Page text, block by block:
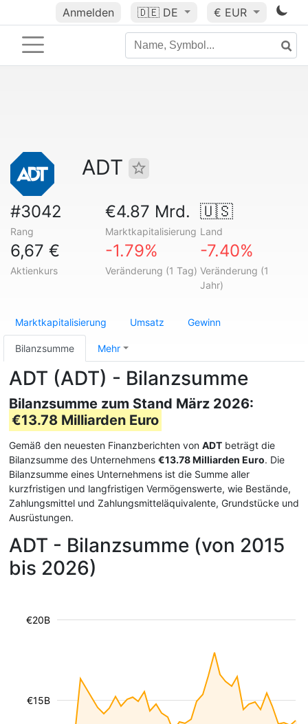
Anmelden 🇩🇪 DE € EUR
ADT
#3042
Rang
€4.87 Mrd.
Marktkapitalisierung
🇺🇸
Land
6,67 €
Aktienkurs
-1.79%
Veränderung (1 Tag)
-7.40%
Veränderung (1
Jahr)
Marktkapitalisierung Umsatz Gewinn
Bilanzsumme Mehr
ADT (ADT) - Bilanzsumme
Bilanzsumme zum Stand März 2026:
€13.78 Milliarden Euro
Gemäß den neuesten Finanzberichten von ADT beträgt die
Bilanzsumme des Unternehmens €13.78 Milliarden Euro. Die
Bilanzsumme eines Unternehmens ist die Summe aller
kurzfristigen und langfristigen Vermögenswerte, wie Bestände,
Zahlungsmittel und Zahlungsmitteläquivalente, Grundstücke und
Ausrüstungen.
ADT - Bilanzsumme (von 2015
bis 2026)
€15B
€20B